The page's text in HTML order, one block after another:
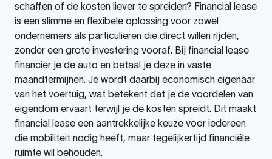
schaffen of de kosten liever te spreiden? Financial lease
is een slimme en flexibele oplossing voor zowel
ondernemers als particulieren die direct willen rijden,
zonder een grote investering vooraf. Bij financial lease
financier je de auto en betaal je deze in vaste
maandtermijnen. Je wordt daarbij economisch eigenaar
van het voertuig, wat betekent dat je de voordelen van
eigendom ervaart terwijl je de kosten spreidt. Dit maakt
financial lease een aantrekkelijke keuze voor iedereen
die mobiliteit nodig heeft, maar tegelijkertijd financiële
ruimte wil behouden.